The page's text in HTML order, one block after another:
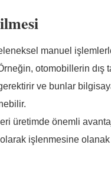
manuel
otomobillerin dış
ve bunlar
üretimde önemli
işlenmesine olanak